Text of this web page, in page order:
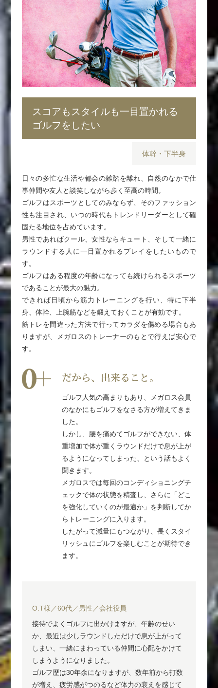
スコアもスタイルも一目置かれる
ゴルフをしたい
体幹・下半身
日々の多忙な生活や都会の雑踏を離れ、自然のなかで仕
事仲間や友人と談笑しながら歩く至高の時間。
ゴルフはスポーツとしてのみならず、そのファッション
性も注目され、いつの時代もトレンドリーダーとして確
固たる地位を占めています。
男性であればクール、女性ならキュート、そして一緒に
ラウンドする人に一目置かれるプレイをしたいもので
す。
ゴルフはある程度の年齢になっても続けられるスポーツ
であることが最大の魅力。
できれば日頃から筋力トレーニングを行い、特に下半
身、体幹、上腕筋などを鍛えておくことが有効です。
筋トレを間違った方法で行ってカラダを傷める場合もあ
りますが、メガロスのトレーナーのもとで行えば安心で
す。
だから、出来ること。
ゴルフ人気の高まりもあり、メガロス会員
のなかにもゴルフをなさる方が増えてきま
した。
しかし、腰を痛めてゴルフができない、体
重増加で体が重くラウンドだけで息が上が
るようになってしまった、という話もよく
聞きます。
メガロスでは毎回のコンディショニングチ
ェックで体の状態を精査し、さらに「どこ
を強化していくのが最適か」を判断してか
らトレーニングに入ります。
したがって減量にもつながり、長くスタイ
リッシュにゴルフを楽しむことが期待でき
ます。
O.T様／60代／男性／会社役員
接待でよくゴルフに出かけますが、年齢のせい
か、最近は少しラウンドしただけで息が上がって
しまい、一緒にまわっている仲間に心配をかけて
しまうようになりました。
ゴルフ歴は30年余になりますが、数年前から打数
が増え、疲労感がつのるなど体力の衰えを感じて